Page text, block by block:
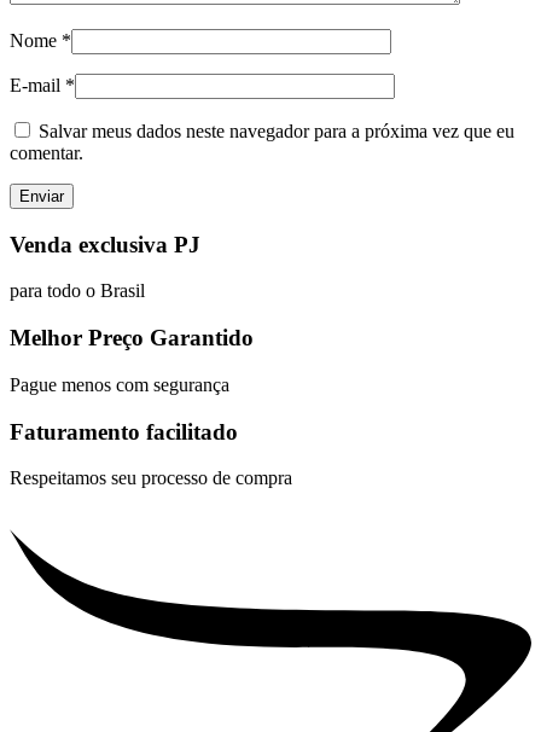
Nome *
E-mail *
Salvar meus dados neste navegador para a próxima vez que eu
comentar.
Venda exclusiva PJ
para todo o Brasil
Melhor Preço Garantido
Pague menos com segurança
Faturamento facilitado
Respeitamos seu processo de compra